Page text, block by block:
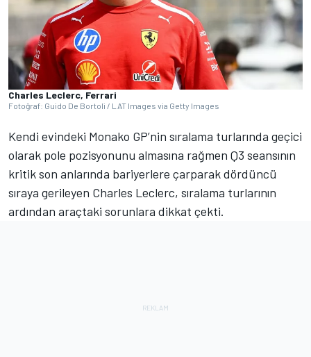
Charles Leclerc, Ferrari
Fotoğraf: Guido De Bortoli / LAT Images via Getty Images
Kendi evindeki Monako GP’nin sıralama turlarında geçici
olarak pole pozisyonunu almasına rağmen Q3 seansının
kritik son anlarında bariyerlere çarparak dördüncü
sıraya gerileyen Charles Leclerc, sıralama turlarının
ardından araçtaki sorunlara dikkat çekti.